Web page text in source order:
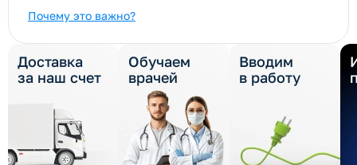
Почему это важно?
Доставка
за наш счет
Обучаем
врачей
Вводим
в работу